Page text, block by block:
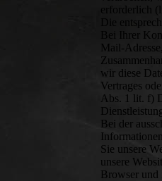
erforderlich
Die
Bei Ihrer
Mail-
wir diese
Vertrages
Abs. 1 lit. f)
Bei der
Sie unsere
unsere
Browser und